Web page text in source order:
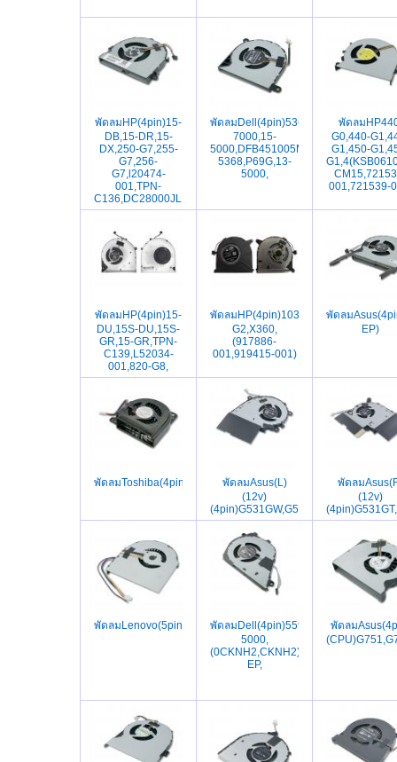
พัดลมHP(4pin)15-
DB,15-DR,15-
DX,250-G7,255-
G7,256-
G7,l20474-
001,TPN-
C136,DC28000JLF0
พัดลม
7000,15-
5368,P69G,13-
5000,
พัดลม
G0,440-
G1,450-
001,721539-
พัดลมHP(4pin)15-
DU,15S-DU,15S-
GR,15-GR,TPN-
C139,L52034-
001,820-G8,
พัดลมHP(4pin)1030-
G2,X360,
(917886-
001,919415-001)
พัดลม
EP)
พัดลม
พัดลมAsus(L)
(12v)
พัดลม
(12v)
พัดลมLenovo(5pin)T430,T430I,04W3269,04W3267
พัดลม
5000,
(0CKNH2,CKNH2)DFS5K12114262G
EP,
พัดลม